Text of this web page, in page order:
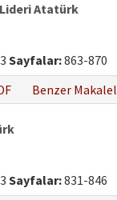
Atatürk
Sayfalar:863-870
Benzer
Sayfalar:831-846